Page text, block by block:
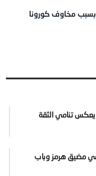
مخاوف كورونا
يعكس تنامي الثقة
في مضيق هرمز وباب